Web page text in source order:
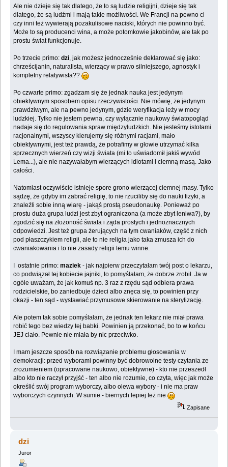
Ale nie dzieje się tak dlatego, że to są ludzie religijni, dzieje się tak
dlatego, że są ludźmi i mają takie możliwości. We Francji na pewno ci
czy inni też wywierają pozakulisowe naciski, których nie powinno być.
Może to są producenci wina, a może potomkowie jakobinów, ale tak po
prostu świat funkcjonuje.
Po trzecie primo:dzi , jak możesz jednocześnie deklarować się jako:
chrześcijanin, naturalista, wierzący w prawo silniejszego, agnostyk i
kompletny relatywista??
Po czwarte primo: zgadzam się że jednak nauka jest jedynym
obiektywnym sposobem opisu rzeczywistości. Nie mówię, że jedynym
prawdziwym, ale na pewno jedynym, gdzie weryfikacja leży w mocy
ludzkiej. Tylko nie jestem pewna, czy wyłącznie naukowy światopogląd
nadaje się do regulowania spraw międzyludzkich. Nie jesteśmy istotami
racjonalnymi, wszyscy kierujemy się różnymi racjami, mało
obiektywnymi, jest też prawdą, że potrafimy w głowie utrzymać kilka
sprzecznych wierzeń czy wizji świata (mi to uświadomił jakiś wywód
Lema...), ale nie nazywałabym wierzących idiotami i ciemną masą. Jako
całości.
Natomiast oczywiście istnieje spore grono wierzącej ciemnej masy. Tylko
sądzę, że gdyby im zabrać religię, to nie rzuciliby się do nauki fizyki, a
znaleźli sobie inną wiarę - jakąś prostą pseudonaukę. Ponieważ po
prostu duża grupa ludzi jest zbyt ograniczona (a może zbyt leniwa?), by
zgodzić się na złożoność świata i żąda prostych i jednoznacznych
odpowiedzi. Jest też grupa żerujących na tym cwaniaków, część z nich
pod płaszczykiem religii, ale to nie religia jako taka zmusza ich do
cwaniakowania i to nie zasady religii temu winne.
I ostatnie primo:maziek - jak najpierw przeczytałam twój post o lekarzu,
co podwiązał tej kobiecie jajniki, to pomyślałam, że dobrze zrobił. Ja w
ogóle uważam, że jak komuś np. 3 raz z rzędu sąd odbiera prawa
rodzicielskie, bo zaniedbuje dzieci albo znęca się, to powinien przy
okazji - ten sąd - wystawiać przymusowe skierowanie na sterylizację.
Ale potem tak sobie pomyślałam, że jednak ten lekarz nie miał prawa
robić tego bez wiedzy tej babki. Powinien ją przekonać, bo to w końcu
JEJ ciało. Pewnie nie miała by nic przeciwko.
I mam jeszcze sposób na rozwiązanie problemu głosowania w
demokracji: przed wyborami powinny być dobrowolne testy czytania ze
zrozumieniem (opracowane naukowo, obiektywne) - kto nie przeszedł
albo kto nie raczył przyjść - ten albo nie rozumie, co czyta, więc jak może
określić swój program wyborczy, albo olewa wybory - i nie ma praw
wyborczych czynnych. W sumie - biernych lepiej też nie
Zapisane
dzi
Juror